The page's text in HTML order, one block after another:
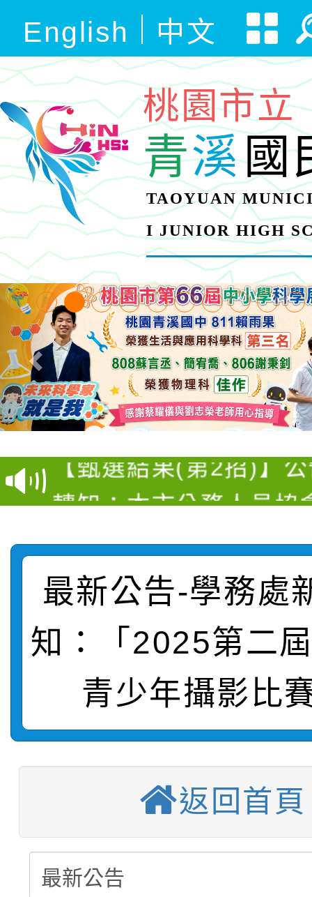
English 中文
桃園市立
青溪國
TAOYUAN
I JUNIOR HIGH
115學年度新生訓練注
115學年度新生補報到
結果
【甄選結果(第10招)】
學年度第1學期第7次代
結果(第10招)
【甄選結果(第2招)】
學年度第1學期第9次代
結果(第2招)
轉知：本市公務人員協
1次會員大會暨第7屆會
推動社區運動俱樂部營
計畫」1 份，請踴躍報
權責核予出席人員公(
桃園區第七屆教育盃羽
【甄選結果(第9招)】
學年度第1學期第7次代
結果(第9招)
【甄選結果(第1招)】
學年度第1學期第9次
結果(第1招)
【甄選結果(第3招)】
學年度第1學期第8次代
結果(第3招)
115學年度新生訓練注
115學年度新生補報到
【甄選結果(第10招)】
學年度第1學期第7次代
結果(第10招)
【甄選結果(第2招)】
學年度第1學期第9次代
轉知：本市公務人員協
最新公告-學務處
知：「2025第二
青少年攝影比
返回首頁